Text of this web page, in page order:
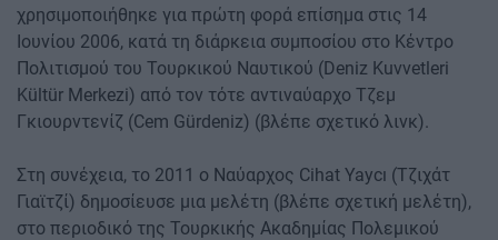
χρησιμοποιήθηκε για πρώτη φορά επίσημα στις 14
Ιουνίου 2006, κατά τη διάρκεια συμποσίου στο Κέντρο
Πολιτισμού του Τουρκικού Ναυτικού (Deniz Kuvvetleri
Kültür Merkezi) από τον τότε αντιναύαρχο Τζεμ
Γκιουρντενίζ (Cem Gürdeniz) (βλέπε σχετικό λινκ).
Στη συνέχεια, το 2011 ο Ναύαρχος Cihat Yaycı (Τζιχάτ
Γιαϊτζί) δημοσίευσε μια μελέτη (βλέπε σχετική μελέτη),
στο περιοδικό της Τουρκικής Ακαδημίας Πολεμικού